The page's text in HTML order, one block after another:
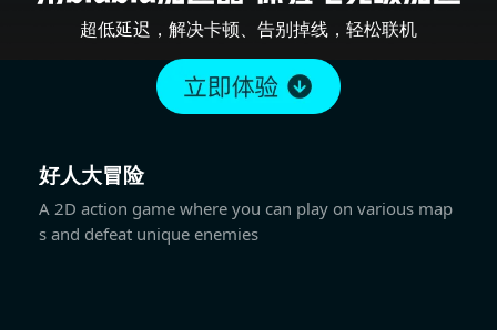
超低延迟，解决卡顿、告别掉线，轻松联机
好人大冒险
A 2D action game where you can play on various map
s and defeat unique enemies